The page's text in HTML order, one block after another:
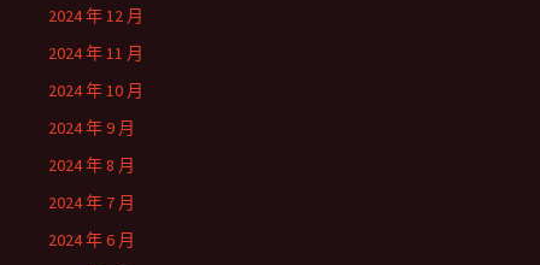
2024 年 12 月
2024 年 11 月
2024 年 10 月
2024 年 9 月
2024 年 8 月
2024 年 7 月
2024 年 6 月